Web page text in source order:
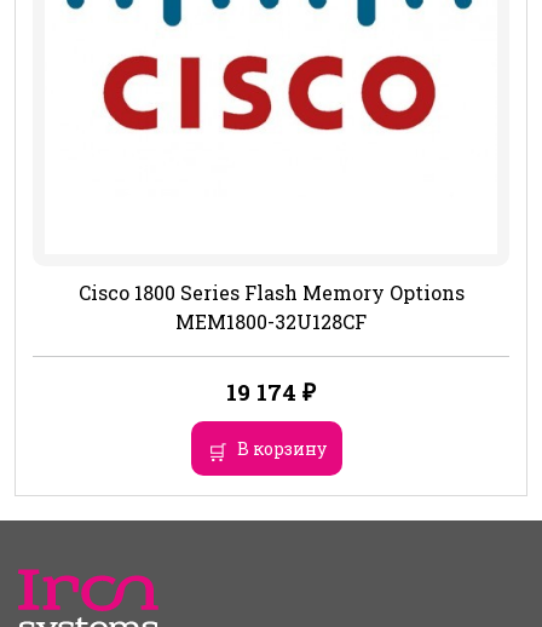
Cisco 1800 Series Flash Memory Options
MEM1800-32U128CF
19 174 ₽
В корзину